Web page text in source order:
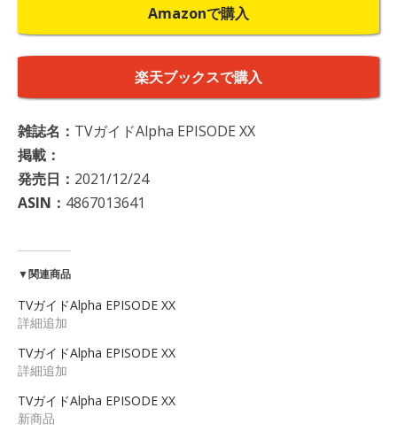
Amazonで購入
楽天ブックスで購入
雑誌名： TVガイドAlpha EPISODE XX
掲載：
発売日： 2021/12/24
ASIN： 4867013641
▼関連商品
TVガイドAlpha EPISODE XX
詳細追加
TVガイドAlpha EPISODE XX
詳細追加
TVガイドAlpha EPISODE XX
新商品